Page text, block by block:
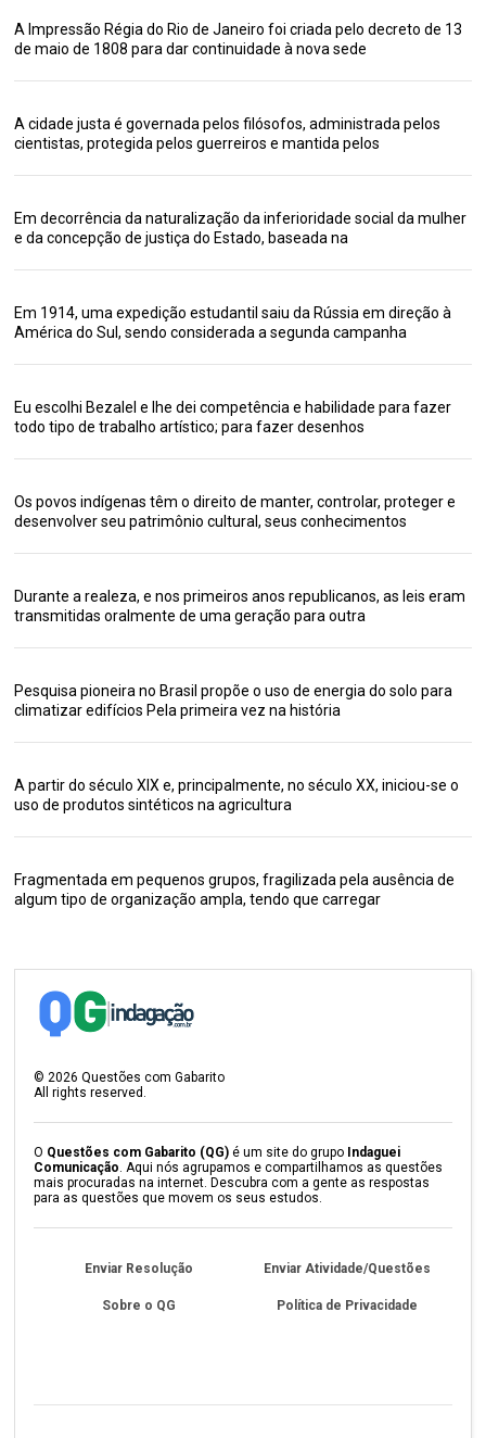
A Impressão Régia do Rio de Janeiro foi criada pelo decreto de 13
de maio de 1808 para dar continuidade à nova sede
A cidade justa é governada pelos filósofos, administrada pelos
cientistas, protegida pelos guerreiros e mantida pelos
Em decorrência da naturalização da inferioridade social da mulher
e da concepção de justiça do Estado, baseada na
Em 1914, uma expedição estudantil saiu da Rússia em direção à
América do Sul, sendo considerada a segunda campanha
Eu escolhi Bezalel e lhe dei competência e habilidade para fazer
todo tipo de trabalho artístico; para fazer desenhos
Os povos indígenas têm o direito de manter, controlar, proteger e
desenvolver seu patrimônio cultural, seus conhecimentos
Durante a realeza, e nos primeiros anos republicanos, as leis eram
transmitidas oralmente de uma geração para outra
Pesquisa pioneira no Brasil propõe o uso de energia do solo para
climatizar edifícios Pela primeira vez na história
A partir do século XIX e, principalmente, no século XX, iniciou-se o
uso de produtos sintéticos na agricultura
Fragmentada em pequenos grupos, fragilizada pela ausência de
algum tipo de organização ampla, tendo que carregar
© 2026 Questões com Gabarito
All rights reserved.
O Questões com Gabarito (QG) é um site do grupo Indaguei
Comunicação . Aqui nós agrupamos e compartilhamos as questões
mais procuradas na internet. Descubra com a gente as respostas
para as questões que movem os seus estudos.
Enviar Resolução Enviar Atividade/Questões
Sobre o QG Política de Privacidade